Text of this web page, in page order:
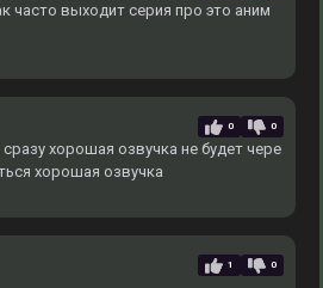
часто выходит серия про это аним
0 0
хорошая озвучка не будет чере
хорошая озвучка
1 0